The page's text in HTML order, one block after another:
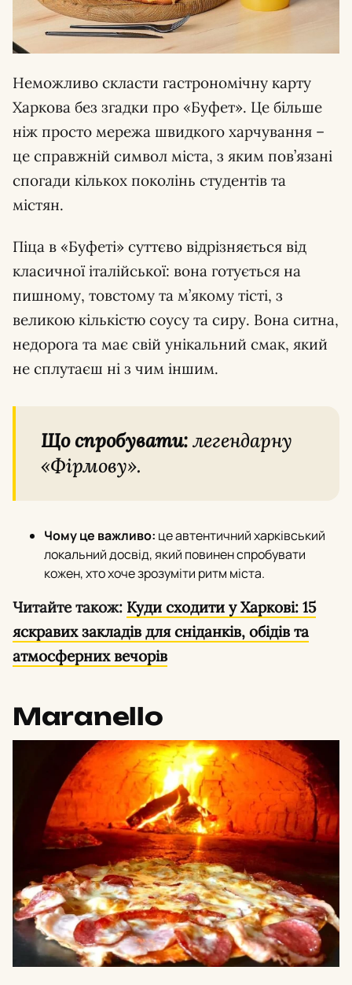
Неможливо скласти гастрономічну карту
Харкова без згадки про «Буфет». Це більше
ніж просто мережа швидкого харчування –
це справжній символ міста, з яким пов’язані
спогади кількох поколінь студентів та
містян.
Піца в «Буфеті» суттєво відрізняється від
класичної італійської: вона готується на
пишному, товстому та м’якому тісті, з
великою кількістю соусу та сиру. Вона ситна,
недорога та має свій унікальний смак, який
не сплутаєш ні з чим іншим.
Що спробувати:легендарну
«Фірмову».
Чому це важливо: це автентичний харківський
локальний досвід, який повинен спробувати
кожен, хто хоче зрозуміти ритм міста.
Читайте також: Куди сходити у Харкові: 15
яскравих закладів для сніданків, обідів та
атмосферних вечорів
Maranello